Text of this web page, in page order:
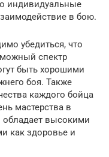
индивидуальные
в бою.
убедиться, что
спектр
быть хорошими
боя. Также
каждого бойца
мастерства в
обладает высокими
как здоровье и